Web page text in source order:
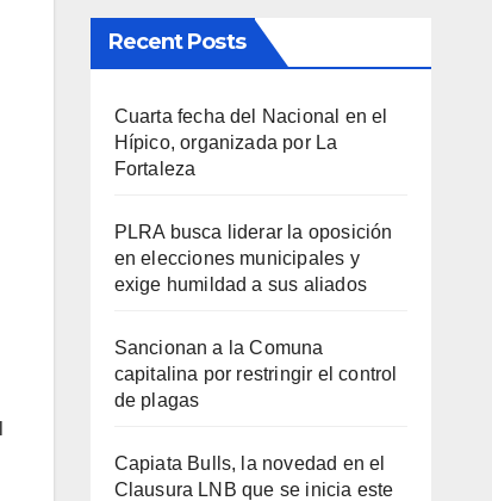
Recent Posts
Cuarta fecha del Nacional en el
Hípico, organizada por La
Fortaleza
PLRA busca liderar la oposición
en elecciones municipales y
exige humildad a sus aliados
Sancionan a la Comuna
capitalina por restringir el control
de plagas
Capiata Bulls, la novedad en el
Clausura LNB que se inicia este